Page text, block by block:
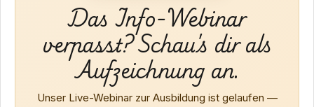
Das Info-Webinar
verpasst? Schau's dir als
Aufzeichnung an.
Unser Live-Webinar zur Ausbildung ist gelaufen —